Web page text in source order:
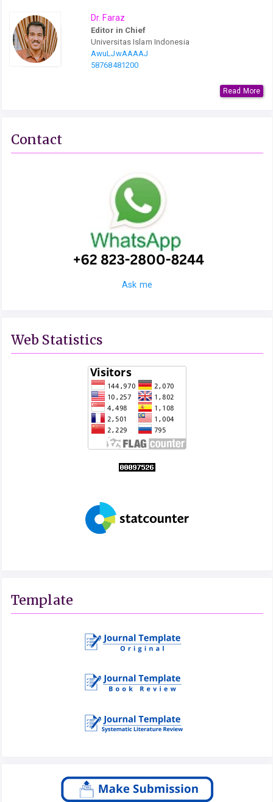
Dr. Faraz
Editor in Chief
Universitas Islam Indonesia
AwuLJwAAAAJ
58768481200
Read More
Contact
Ask me
Web Statistics
Template